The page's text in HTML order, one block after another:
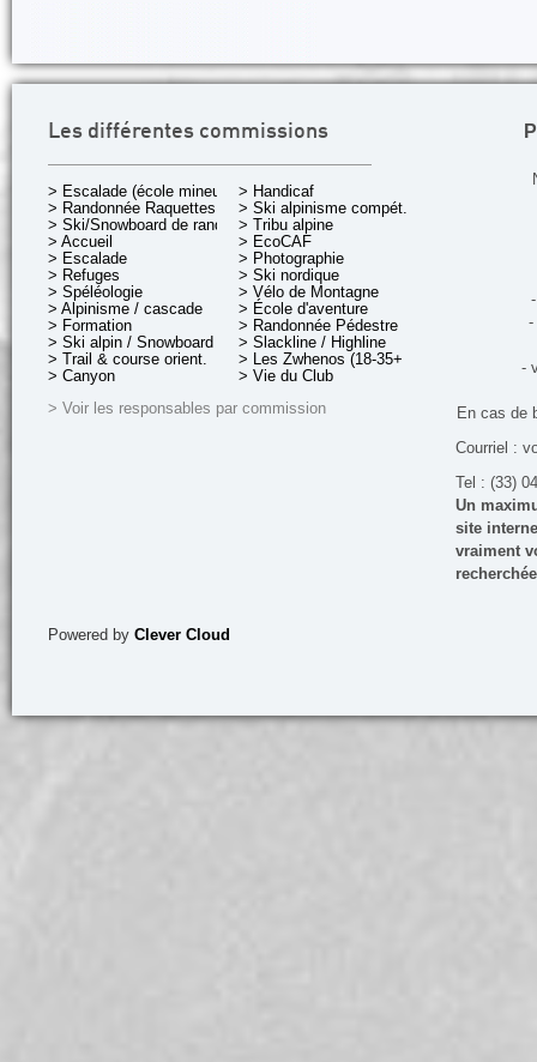
Les différentes commissions
> Escalade (école mineurs)
> Randonnée Raquettes
> Ski/Snowboard de rando.
> Accueil
> Escalade
> Refuges
> Spéléologie
> Alpinisme / cascade
> Formation
> Ski alpin / Snowboard
> Trail & course orient.
> Canyon
> Handicaf
> Ski alpinisme compét.
> Tribu alpine
> EcoCAF
> Photographie
> Ski nordique
> Vélo de Montagne
> École d'aventure
> Randonnée Pédestre
> Slackline / Highline
> Les Zwhenos (18-35+ ans)
> Vie du Club
> Voir les responsables par commission
-
-
En cas de
Courriel :
Tel : (33)
Un
site
vraiment
Powered by Clever Cloud